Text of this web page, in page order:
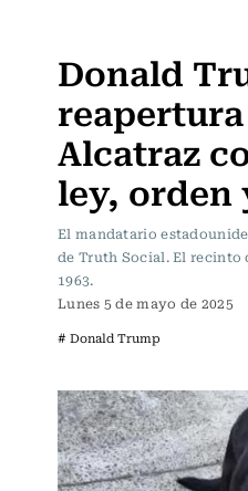
Donald
Alcatraz
ley, orden
El mandatario
de Truth Social. El recinto
1963.
Lunes 5 de mayo de 2025
# Donald Trump